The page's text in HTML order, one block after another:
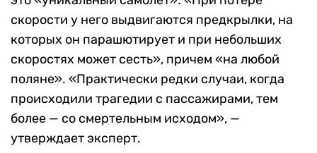
скорости у него выдвигаются предкрылки, на
которых он парашютирует и при небольших
скоростях может сесть», причем «на любой
поляне». «Практически редки случаи, когда
происходили трагедии с пассажирами, тем
более — со смертельным исходом», —
утверждает эксперт.